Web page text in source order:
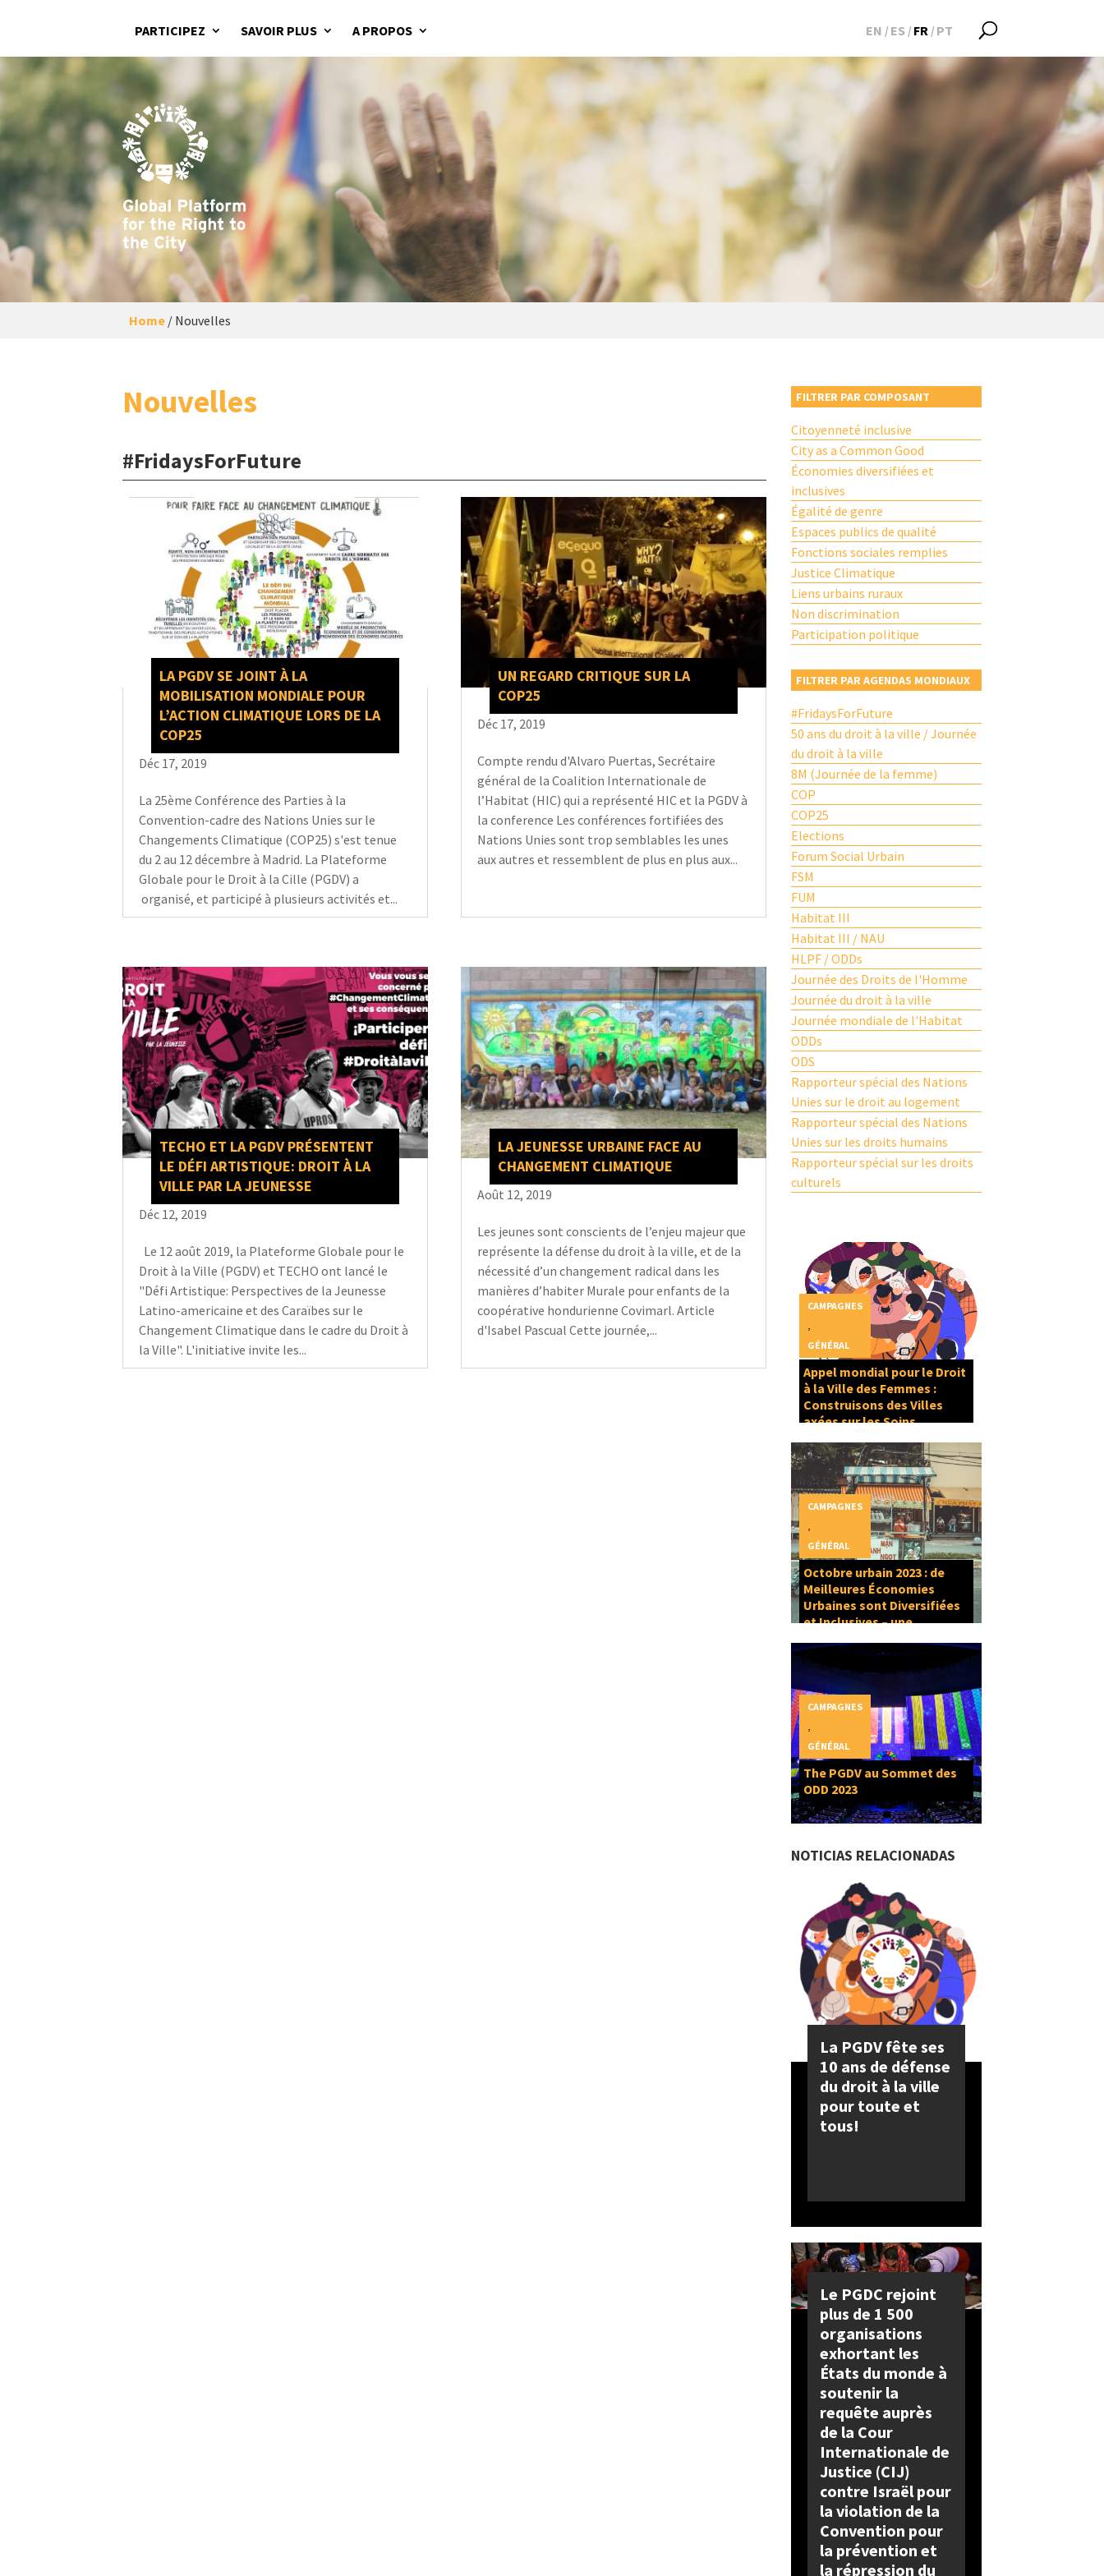
PARTICIPEZ SAVOIR PLUS A PROPOS EN ES FR PT
Home / Nouvelles
Nouvelles
#FridaysForFuture
LA PGDV SE JOINT À LA
MOBILISATION MONDIALE POUR
L’ACTION CLIMATIQUE LORS DE LA
COP25
Déc 17, 2019
La 25ème Conférence des Parties à la
Convention-cadre des Nations Unies sur le
Changements Climatique (COP25) s'est tenue
du 2 au 12 décembre à Madrid. La Plateforme
Globale pour le Droit à la Cille (PGDV) a
organisé, et participé à plusieurs activités et...
UN REGARD CRITIQUE SUR LA
COP25
Déc 17, 2019
Compte rendu d'Alvaro Puertas, Secrétaire
général de la Coalition Internationale de
l’Habitat (HIC) qui a représenté HIC et la PGDV à
la conference Les conférences fortifiées des
Nations Unies sont trop semblables les unes
aux autres et ressemblent de plus en plus aux...
TECHO ET LA PGDV PRÉSENTENT
LE DÉFI ARTISTIQUE: DROIT À LA
VILLE PAR LA JEUNESSE
Déc 12, 2019
Le 12 août 2019, la Plateforme Globale pour le
Droit à la Ville (PGDV) et TECHO ont lancé le
"Défi Artistique: Perspectives de la Jeunesse
Latino-americaine et des Caraïbes sur le
Changement Climatique dans le cadre du Droit à
la Ville". L'initiative invite les...
LA JEUNESSE URBAINE FACE AU
CHANGEMENT CLIMATIQUE
Août 12, 2019
Les jeunes sont conscients de l’enjeu majeur que
représente la défense du droit à la ville, et de la
nécessité d’un changement radical dans les
manières d’habiter Murale pour enfants de la
coopérative hondurienne Covimarl. Article
d'Isabel Pascual Cette journée,...
FILTRER PAR COMPOSANT
Citoyenneté inclusive
City as a Common Good
Économies diversifiées et
inclusives
Égalité de genre
Espaces publics de qualité
Fonctions sociales remplies
Justice Climatique
Liens urbains ruraux
Non discrimination
Participation politique
FILTRER PAR AGENDAS MONDIAUX
#FridaysForFuture
50 ans du droit à la ville / Journée
du droit à la ville
8M (Journée de la femme)
COP
COP25
Elections
Forum Social Urbain
FSM
FUM
Habitat III
Habitat III / NAU
HLPF / ODDs
Journée des Droits de l'Homme
Journée du droit à la ville
Journée mondiale de l'Habitat
ODDs
ODS
Rapporteur spécial des Nations
Unies sur le droit au logement
Rapporteur spécial des Nations
Unies sur les droits humains
Rapporteur spécial sur les droits
culturels
Appel mondial pour le Droit
à la Ville des Femmes :
Construisons des Villes
axées sur les Soins
CAMPAGNES
GÉNÉRAL
Octobre urbain 2023 : de
Meilleures Économies
Urbaines sont Diversifiées
et Inclusives – une
Ville
CAMPAGNES
GÉNÉRAL
The PGDV au Sommet des
ODD 2023
CAMPAGNES
GÉNÉRAL
NOTICIAS RELACIONADAS
La PGDV fête ses
10 ans de défense
du droit à la ville
pour toute et
tous!
Le PGDC rejoint
plus de 1 500
organisations
exhortant les
États du monde à
soutenir la
requête auprès
de la Cour
Internationale de
Justice (CIJ)
contre Israël pour
la violation de la
Convention pour
la prévention et
la répression du